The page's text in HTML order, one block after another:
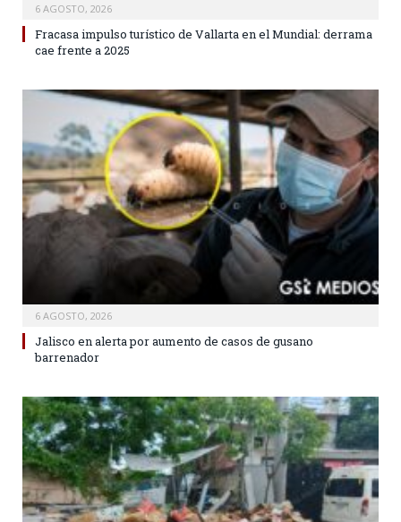
6 AGOSTO, 2026
Fracasa impulso turístico de Vallarta en el Mundial: derrama
cae frente a 2025
6 AGOSTO, 2026
Jalisco en alerta por aumento de casos de gusano
barrenador